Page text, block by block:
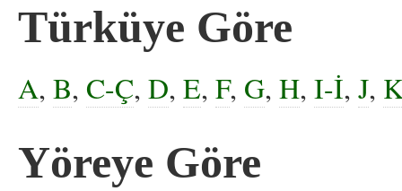
Türküye Göre
A, B, C-Ç, D, E, F, G, H, I-İ, J,
Yöreye Göre